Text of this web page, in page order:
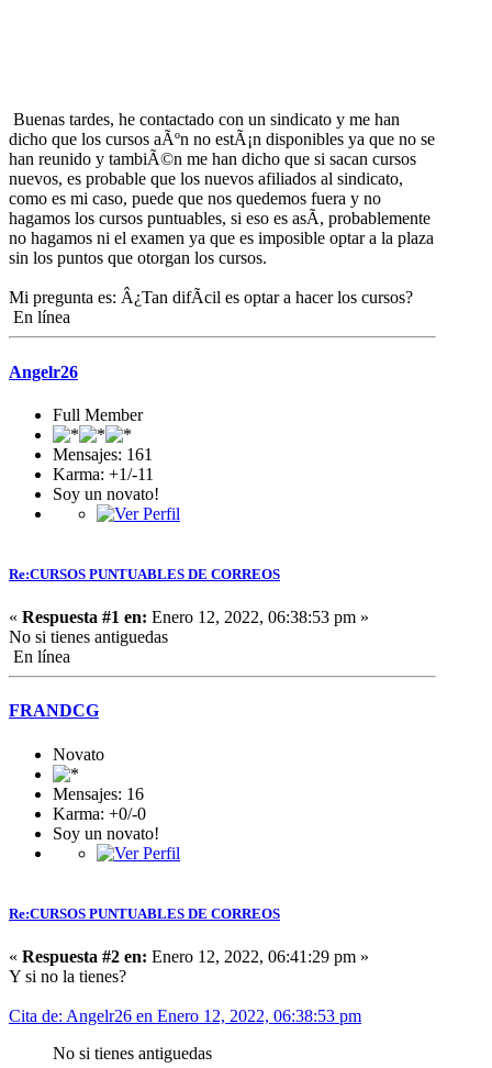
Buenas tardes, he contactado con un sindicato y me han
dicho que los cursos aÃºn no estÃ¡n disponibles ya que no se
han reunido y tambiÃ©n me han dicho que si sacan cursos
nuevos, es probable que los nuevos afiliados al sindicato,
como es mi caso, puede que nos quedemos fuera y no
hagamos los cursos puntuables, si eso es asÃ­, probablemente
no hagamos ni el examen ya que es imposible optar a la plaza
sin los puntos que otorgan los cursos.
Mi pregunta es: Â¿Tan difÃ­cil es optar a hacer los cursos?
En línea
Angelr26
Full Member
Mensajes: 161
Karma: +1/-11
Soy un novato!
Re:CURSOS PUNTUABLES DE CORREOS
« Respuesta #1 en: Enero 12, 2022, 06:38:53 pm »
No si tienes antiguedas
En línea
FRANDCG
Novato
Mensajes: 16
Karma: +0/-0
Soy un novato!
Re:CURSOS PUNTUABLES DE CORREOS
« Respuesta #2 en: Enero 12, 2022, 06:41:29 pm »
Y si no la tienes?
Cita de: Angelr26 en Enero 12, 2022, 06:38:53 pm
No si tienes antiguedas